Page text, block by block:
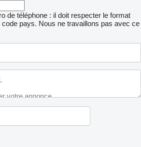
de téléphone : il doit respecter le format
code pays. Nous ne travaillons pas avec ce